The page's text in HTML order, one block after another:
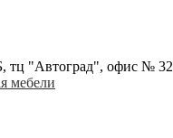
тц "Автоград", офис № 32
мебели